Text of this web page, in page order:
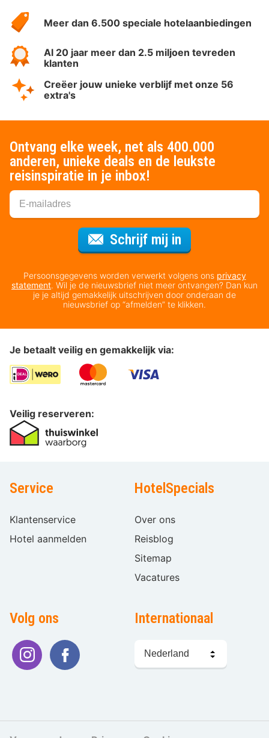
HotelSpecials
Meer dan 6.500 speciale hotelaanbiedingen
Al 20 jaar meer dan 2.5 miljoen tevreden
klanten
Creëer jouw unieke verblijf met onze 56
extra's
Ontvang elke week, net als 400.000
anderen, unieke deals en de leukste
reisinspiratie in je inbox!
Schrijf mij in
Persoonsgegevens worden verwerkt volgens ons privacy
statement. Wil je de nieuwsbrief niet meer ontvangen? Dan kun
je je altijd gemakkelijk uitschrijven door onderaan de
nieuwsbrief op “afmelden” te klikken.
Je betaalt veilig en gemakkelijk via:
Veilig reserveren:
Service
Klantenservice
Hotel aanmelden
HotelSpecials
Over ons
Reisblog
Sitemap
Vacatures
Volg ons Internationaal
kiezen